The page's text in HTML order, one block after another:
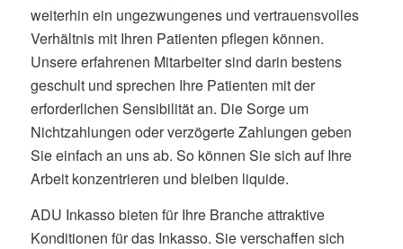
weiterhin ein ungezwungenes und vertrauensvolles
Verhältnis mit Ihren Patienten pflegen können.
Unsere erfahrenen Mitarbeiter sind darin bestens
geschult und sprechen Ihre Patienten mit der
erforderlichen Sensibilität an. Die Sorge um
Nichtzahlungen oder verzögerte Zahlungen geben
Sie einfach an uns ab. So können Sie sich auf Ihre
Arbeit konzentrieren und bleiben liquide.
ADU Inkasso bieten für Ihre Branche attraktive
Konditionen für das Inkasso. Sie verschaffen sich